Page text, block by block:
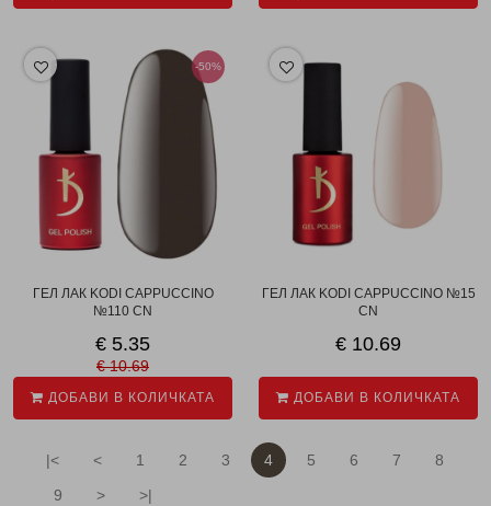
-50%
ГЕЛ ЛАК KODI CAPPUCCINO
№110 CN
€ 5.35
€ 10.69
ДОБАВИ В КОЛИЧКАТА
ГЕЛ ЛАК KODI CAPPUCCINO №15
CN
€ 10.69
ДОБАВИ В КОЛИЧКАТА
|< < 1 2 3 4 5 6 7
8
9
>
>|